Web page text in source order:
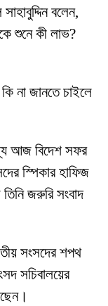
বলেন,
শুনে কী লাভ?
না জানতে চাইলে
আজ বিদেশ সফর
স্পিকার হাফিজ
জরুরি সংবাদ
সংসদের শপথ
সচিবালয়ের